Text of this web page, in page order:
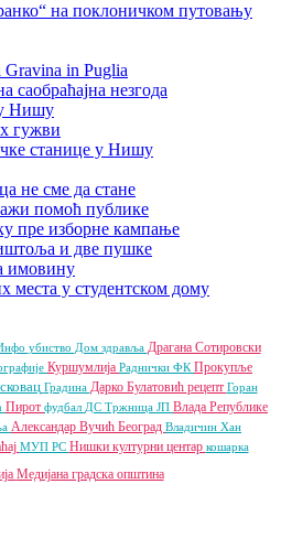
на поклоничком путовању
in Puglia
саобраћајна незгода
у Нишу
гужви
станице у Нишу
не сме да стане
помоћ публике
пре изборне кампање
и две пушке
имовину
места у студентском дому
убиство Дом здравља Драгана Сотировски
Куршумлија Раднички ФК Прокупље
Градина Дарко Булатовић рецепт Горан
Пирот фудбал ДС Тржница ЈП Влада Републике
Александар Вучић Београд Владичин Хан
МУП РС Нишки културни центар кошарка
Медијана градска општина